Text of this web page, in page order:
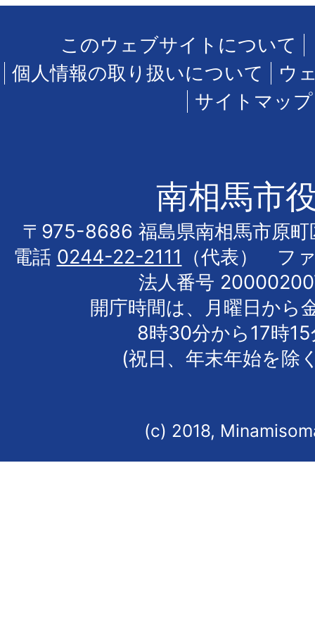
このウェブサイトについて
個人情報の取り扱いについて
ウ
サイトマップ
南相馬市
〒975-8686 福島県南相馬市原町
電話 0244-22-2111
（代表） フ
法人番号
開庁時間は、月曜日から
8時30分から17時
(祝日、年末年始を除
(c) 2018,